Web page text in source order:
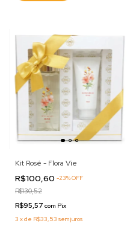
Kit Rosé - Flora Vie
R$100,60 -23%OFF
R$130,52
R$95,57 com Pix
3 xde R$33,53 sem juros